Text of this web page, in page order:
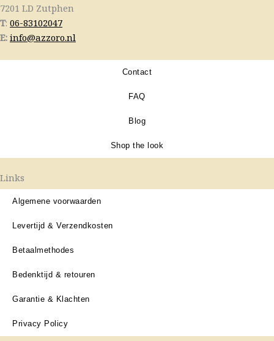
7201 LD Zutphen
T: 06-83102047
E: info@azzoro.nl
Contact
FAQ
Blog
Shop the look
Links
Algemene voorwaarden
Levertijd & Verzendkosten
Betaalmethodes
Bedenktijd & retouren
Garantie & Klachten
Privacy Policy